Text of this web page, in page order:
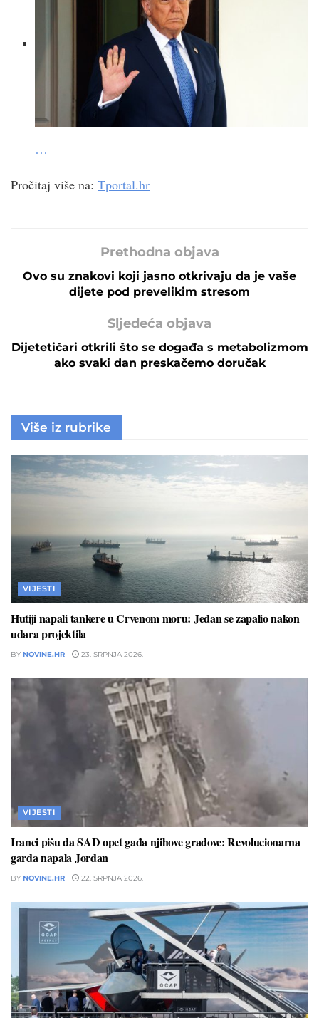
…
Pročitaj više na: Tportal.hr
Prethodna objava
Ovo su znakovi koji jasno otkrivaju da je vaše
dijete pod prevelikim stresom
Sljedeća objava
Dijetetičari otkrili što se događa s metabolizmom
ako svaki dan preskačemo doručak
Više iz rubrike
VIJESTI
Hutiji napali tankere u Crvenom moru: Jedan se zapalio nakon
udara projektila
BY NOVINE.HR 23. SRPNJA 2026.
VIJESTI
Iranci pišu da SAD opet gađa njihove gradove: Revolucionarna
garda napala Jordan
BY NOVINE.HR 22. SRPNJA 2026.